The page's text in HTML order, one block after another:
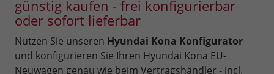
günstig kaufen - frei konfigurierbar
oder sofort lieferbar
Nutzen Sie unseren Hyundai Kona Konfigurator
und konfigurieren Sie Ihren Hyundai Kona EU-
Neuwagen genau wie beim Vertragshändler - incl.